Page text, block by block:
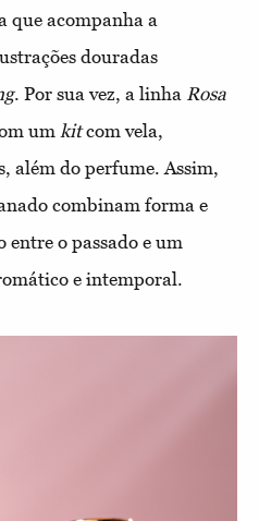
que acompanha a
douradas
. Por sua vez, a linha Rosa
um kitcom vela,
além do perfume.Assim,
combinam forma e
entre o passado e um
e intemporal.